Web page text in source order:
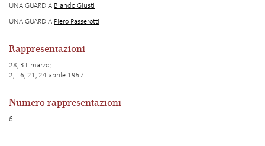
UNA GUARDIA Blando Giusti
UNA GUARDIA Piero Passerotti
Rappresentazioni
28, 31 marzo;
2, 16, 21, 24 aprile 1957
Numero rappresentazioni
6